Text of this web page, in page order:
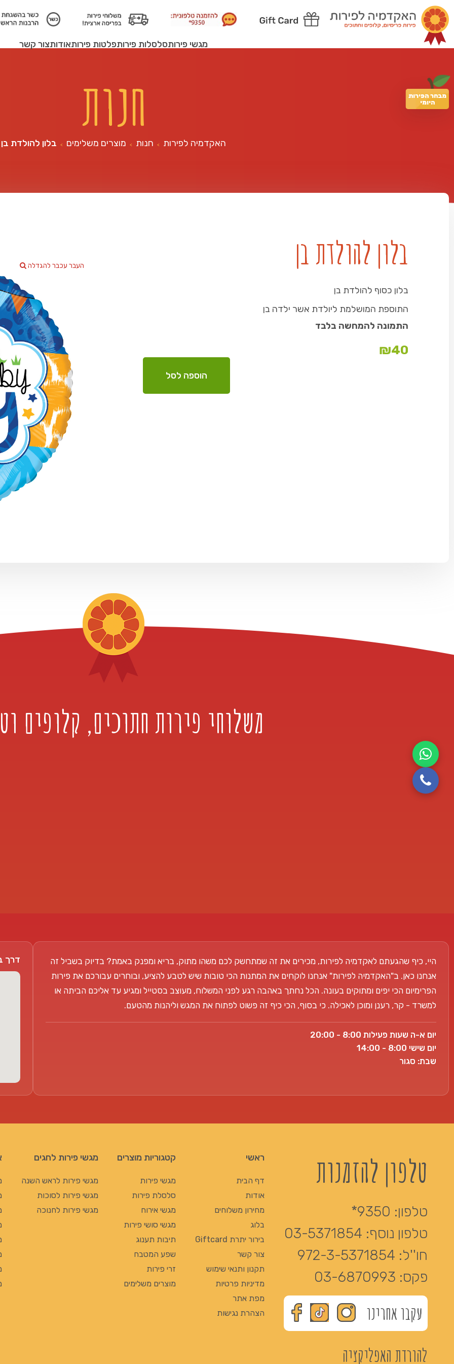
מגשי פירותסלסלות פירותפלטות פירותאודותצור קשר
מבחר הפירות
היומי
חנות
האקדמיה לפירות > חנות > מוצרים משלימים > בלון להולדת בן
בלון להולדת בן
בלון כסוף להולדת בן
התוספת המושלמת ליולדת אשר ילדה בן
התמונה להמחשה בלבד
₪40
הוספה לסל
העבר עכבר להגדלה
משלוחי פירות חתוכים, קלופים
היי, כיף שהגעתם לאקדמיה לפירות, מכירים את זה שמתחשק לכם משהו מתוק, בריא ומפנק באמת? בדיוק בשביל זה
אנחנו כאן. ב"האקדמיה לפירות" אנחנו לוקחים את המתנות הכי טובות שיש לטבע להציע, ובוחרים עבורכם את פירות
הפרימיום הכי יפים ומתוקים בעונה. הכל נחתך באהבה רגע לפני המשלוח, מעוצב בסטייל ומגיע עד אליכם הביתה או
למשרד - קר, רענן ומוכן לאכילה. כי בסוף, הכי כיף זה פשוט לפתוח את המגש וליהנות מהטעם.
יום א-ה שעות פעילות 8:00 - 20:00
יום שישי 8:00 - 14:00
שבת: סגור
דרך בן צבי
טלפון להזמנות
טלפון: 9350*
טלפון נוסף: 03-5371854
חו''ל: 972-3-5371854
פקס: 03-6870993
עקבו אחרינו
להורדת האפליקציה
ראשי
דף הבית
אודות
מחירון משלוחים
בלוג
בירור יתרת Giftcard
צור קשר
תקנון ותנאי שימוש
מדיניות פרטיות
מפת אתר
הצהרת נגישות
קטגוריות מוצרים
מגשי פירות
סלסלת פירות
מגשי אירוח
מגשי סושי פירות
תיבות תענוג
שפע המטבח
זרי פירות
מוצרים משלימים
מגשי פירות לחגים
מגשי פירות לראש השנה
מגשי פירות לסוכות
מגשי פירות לחנוכה